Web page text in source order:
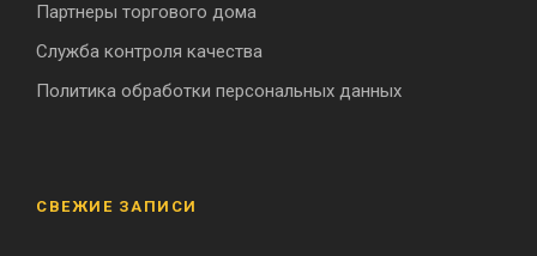
Партнеры торгового дома
Служба контроля качества
Политика обработки персональных данных
СВЕЖИЕ ЗАПИСИ